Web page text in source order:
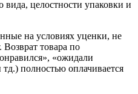
вида, целостности упаковки и
на условиях уценки, не
товара по
«ожидали
полностью оплачивается